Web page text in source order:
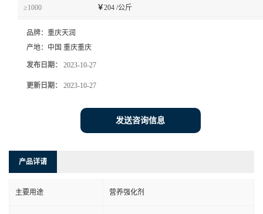
≥1000 ￥204 /公斤
品牌： 重庆天润
产地： 中国 重庆重庆
发布日期： 2023-10-27
更新日期： 2023-10-27
发送咨询信息
产品详请
主要用途 营养强化剂